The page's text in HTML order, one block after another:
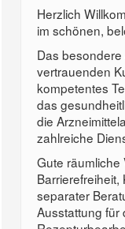
Herzlich
im schönen,
Das
vertrauenden
kompetentes
das
die
zahlreiche
Gute räumliche
separater
Ausstattung für